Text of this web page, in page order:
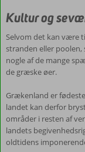
den
klippeafsats
til
den
næste.
ender
ud
i
en
charmerende
Kultur og
Selvom det kan være
stranden eller poolen,
nogle af de mange
de græske øer.
Grækenland er
landet kan derfor
områder i resten af
landets
oldtidens